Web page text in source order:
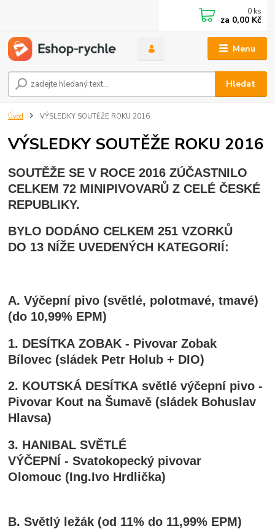
Menu
Hledat
0 ks
za 0,00 Kč
Úvod VÝSLEDKY SOUTĚŽE ROKU 2016
VÝSLEDKY SOUTĚŽE ROKU 2016
SOUTĚŽE SE V ROCE 2016 ZÚČASTNILO
CELKEM 72 MINIPIVOVARŮ Z CELÉ ČESKÉ
REPUBLIKY.
BYLO DODÁNO CELKEM 251 VZORKŮ
DO 13 NÍŽE UVEDENÝCH KATEGORIÍ:
A. Výčepní pivo (světlé, polotmavé, tmavé)
(do 10,99% EPM)
1. DESÍTKA ZOBAK - Pivovar Zobak
Bílovec (sládek Petr Holub + DIO)
2. KOUTSKÁ DESÍTKA světlé výčepní pivo -
Pivovar Kout na Šumavě (sládek Bohuslav
Hlavsa)
3. HANIBAL SVĚTLÉ
VÝČEPNÍ - Svatokopecký pivovar
Olomouc (Ing.Ivo Hrdlička)
B. Světlý ležák (od 11% do 11,99% EPM)